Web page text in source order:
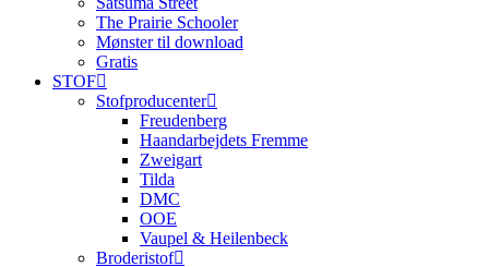
The Prairie Schooler
Mønster til download
Gratis
STOF
Stofproducenter
Freudenberg
Haandarbejdets Fremme
Zweigart
Tilda
DMC
OOE
Vaupel & Heilenbeck
Broderistof